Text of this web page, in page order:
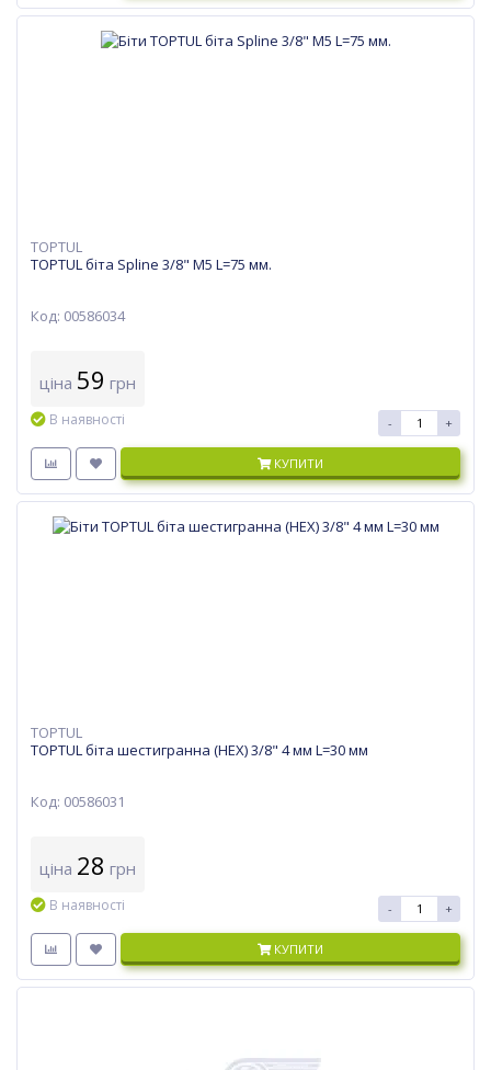
TOPTUL
TOPTUL біта Spline 3/8" M5 L=75 мм.
Код: 00586034
ціна 59 грн
В наявності - +
КУПИТИ
TOPTUL
TOPTUL біта шестигранна (HEX) 3/8" 4 мм L=30 мм
Код: 00586031
ціна 28 грн
В наявності - +
КУПИТИ